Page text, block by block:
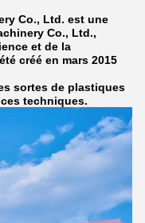
Co., Ltd. est une
Co., Ltd.,
et de la
créé en mars 2015
sortes de plastiques
techniques.